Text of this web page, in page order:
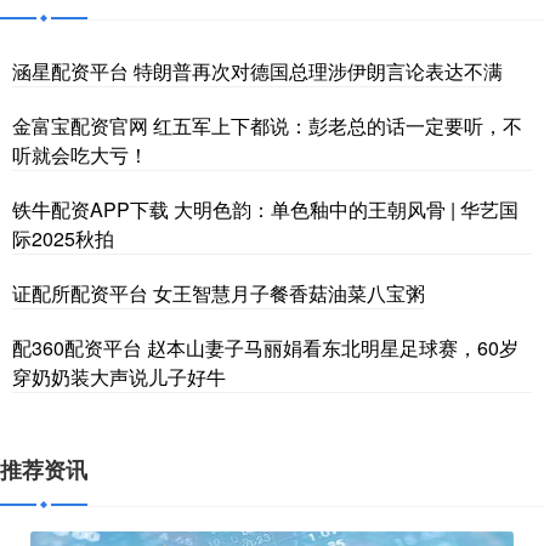
涵星配资平台 特朗普再次对德国总理涉伊朗言论表达不满
金富宝配资官网 红五军上下都说：彭老总的话一定要听，不
听就会吃大亏！
铁牛配资APP下载 大明色韵：单色釉中的王朝风骨 | 华艺国
际2025秋拍
证配所配资平台 女王智慧月子餐香菇油菜八宝粥
配360配资平台 赵本山妻子马丽娟看东北明星足球赛，60岁
穿奶奶装大声说儿子好牛
推荐资讯